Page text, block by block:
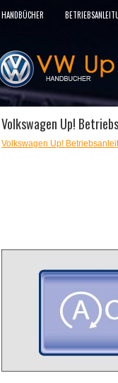
HANDBÜCHER
Volkswagen Up!
Volkswagen Up!